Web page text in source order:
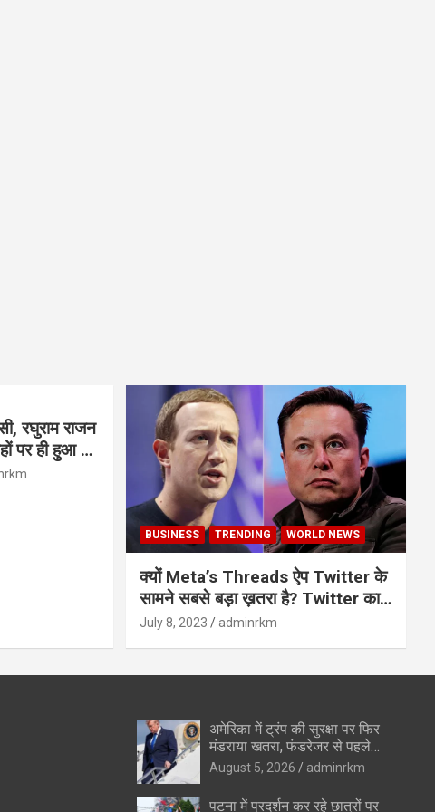
रघुराम राजन
BUSINESS TRENDING WORLD NEWS
क्यों Meta’s Threads ऐप Twitter के
सामने सबसे बड़ा ख़तरा है? Twitter का
अंत?
July 8, 2023 adminrkm
अमेरिका में ट्रंप की सुरक्षा पर फिर
मंडराया खतरा, फंडरेजर से पहले
हथियारों के साथ संदिग्ध पकड़ा गया
August 5, 2026 adminrkm
पटना में प्रदर्शन कर रहे छात्रों पर